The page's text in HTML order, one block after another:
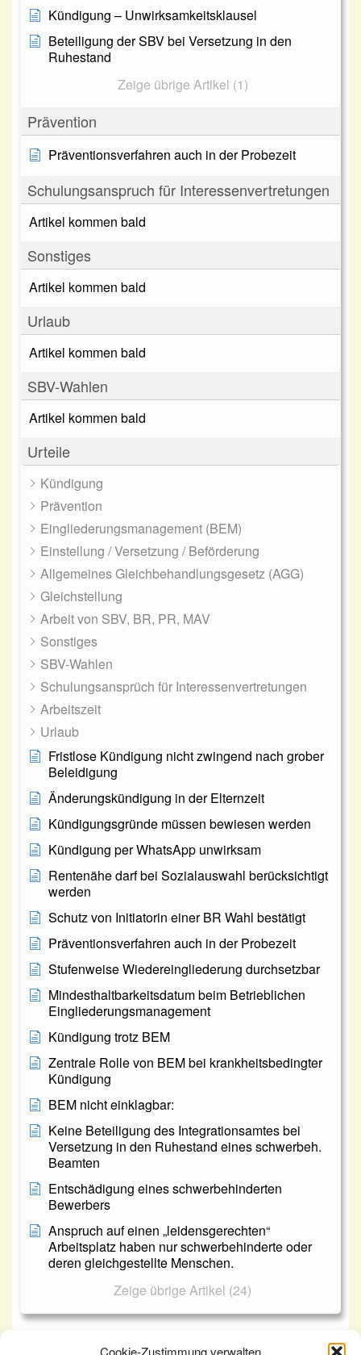
Cookie-Zustimmung verwalten
Kündigung – Unwirksamkeitsklausel
Beteiligung der SBV bei Versetzung in den
Ruhestand
Zeige übrige Artikel (1)
Prävention
Präventionsverfahren auch in der Probezeit
Schulungsanspruch für Interessenvertretungen
Artikel kommen bald
Sonstiges
Artikel kommen bald
Urlaub
Artikel kommen bald
SBV-Wahlen
Artikel kommen bald
Urteile
Kündigung
Prävention
Eingliederungsmanagement (BEM)
Einstellung / Versetzung / Beförderung
Allgemeines Gleichbehandlungsgesetz (AGG)
Gleichstellung
Arbeit von SBV, BR, PR, MAV
Sonstiges
SBV-Wahlen
Schulungsansprüch für Interessenvertretungen
Arbeitszeit
Urlaub
Fristlose Kündigung nicht zwingend nach grober
Beleidigung
Änderungskündigung in der Elternzeit
Kündigungsgründe müssen bewiesen werden
Kündigung per WhatsApp unwirksam
Rentenähe darf bei Sozialauswahl berücksichtigt
werden
Schutz von Initiatorin einer BR Wahl bestätigt
Präventionsverfahren auch in der Probezeit
Stufenweise Wiedereingliederung durchsetzbar
Mindesthaltbarkeitsdatum beim Betrieblichen
Eingliederungsmanagement
Kündigung trotz BEM
Zentrale Rolle von BEM bei krankheitsbedingter
Kündigung
BEM nicht einklagbar:
Keine Beteiligung des Integrationsamtes bei
Versetzung in den Ruhestand eines schwerbeh.
Beamten
Entschädigung eines schwerbehinderten
Bewerbers
Anspruch auf einen „leidensgerechten“
Arbeitsplatz haben nur schwerbehinderte oder
deren gleichgestellte Menschen.
Zeige übrige Artikel (24)